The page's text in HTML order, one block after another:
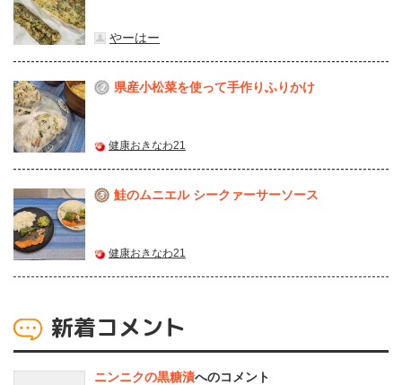
やーはー
2 県産⼩松菜を使って⼿作りふりかけ
健康おきなわ21
3 鮭のムニエル シークァーサーソース
健康おきなわ21
新着コメント
ニンニクの黒糖漬へのコメント